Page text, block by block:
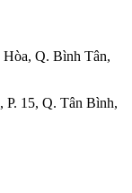
Q. Bình Tân,
P. 15, Q. Tân Bình,